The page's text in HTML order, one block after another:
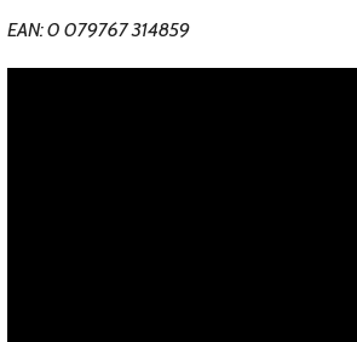
EAN: 0 079767 314859